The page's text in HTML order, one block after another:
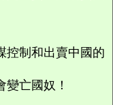
控制和出賣中國的
亡國奴！